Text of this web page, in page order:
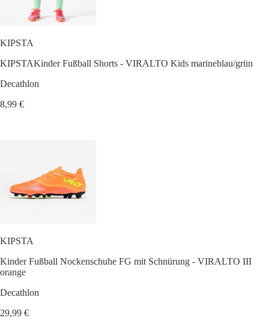
KIPSTA
KIPSTAKinder Fußball Shorts - VIRALTO Kids marineblau/grün
Decathlon
8,99 €
KIPSTA
Kinder Fußball Nockenschuhe FG mit Schnürung - VIRALTO III
orange
Decathlon
29,99 €